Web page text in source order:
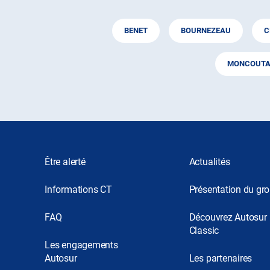
BENET BOURNEZEAU
Être alerté
Informations CT
FAQ
Les engagements
Autosur
Actualités
Présentation du
Découvrez Autosur
Classic
Les partenaires